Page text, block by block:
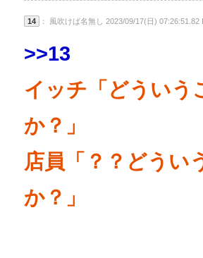
14 ： 風吹けば名無し 2023/09/17(日) 07:26:51.82
>>13
イッチ「どういう
か？」
店員「？？どうい
か？」